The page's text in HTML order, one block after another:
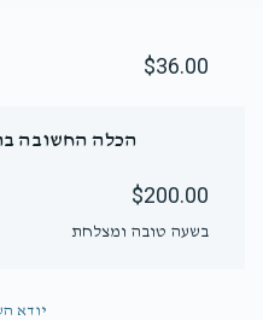
$36.00
הכלה החשובה
$200.00
בשעה טובה ומצלחת
יודא